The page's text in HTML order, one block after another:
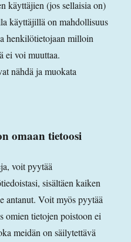
käyttäjien (jos sellaisia on)
käyttäjillä on mahdollisuus
henkilötietojaan milloin
ei voi muuttaa.
nähdä ja muokata
omaan tietoosi
voit pyytää
sisältäen kaiken
antanut. Voit myös pyytää
omien tietojen poistoon ei
meidän on säilytettävä